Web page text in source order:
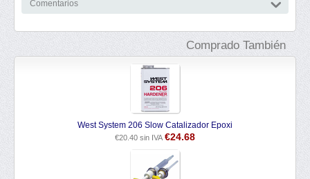
Comentarios
Comprado También
West System 206 Slow Catalizador Epoxi
€20.40 sin IVA €24.68